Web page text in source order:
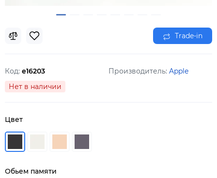
Trade-in
Код: e16203 Производитель: Apple
Нет в наличии
Цвет
Обьем памяти